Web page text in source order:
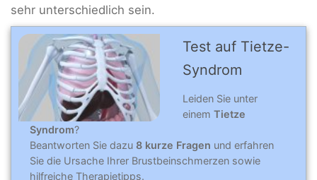
sehr unterschiedlich sein.
Test auf Tietze-
Syndrom
Leiden Sie unter
einem Tietze
Syndrom?
Beantworten Sie dazu 8 kurze Fragen und erfahren
Sie die Ursache Ihrer Brustbeinschmerzen sowie
hilfreiche Therapietipps.